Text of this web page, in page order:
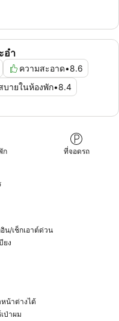
อำ
ความสะอาด•8.6
บายในห้องพัก•8.4
ก ที่จอดรถ
อิน/เช็กเอาต์ด่วน
ยง
หน้าต่างได้
ป่าผม